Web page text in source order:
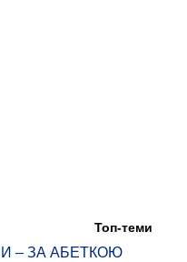
Топ-теми
– ЗА АБЕТКОЮ